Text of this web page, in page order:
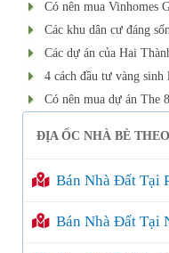
Có nên mua Vinhomes
Các khu dân cư đáng
Các dự án của Hai
4 cách đầu tư vàng
Có nên mua dự án The
ĐỊA ỐC NHÀ BÈ
Bán Nhà Đất Tại
Bán Nhà Đất Tại